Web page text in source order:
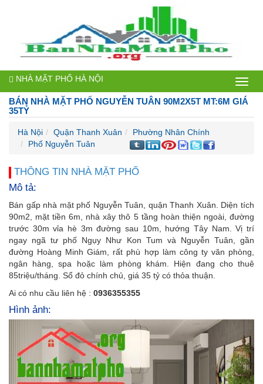
Bán
nhà
NHÀ MẶT PHỐ HÀ NỘI
BÁN NHÀ MẶT PHỐ NGUYỄN TUÂN 90M2X5T MT:6M GIÁ
35TỶ
Hà Nội Quận Thanh Xuân
Phường Nhân Chính
Phố Nguyễn Tuân
THÔNG TIN NHÀ MẶT PHỐ
Mô tả:
Bán gấp nhà mặt phố Nguyễn Tuân, quận Thanh Xuân. Diện tích
90m2, mặt tiền 6m, nhà xây thô 5 tầng hoàn thiện ngoài, đường
trước 30m vỉa hè 3m đường sau 10m, hướng Tây Nam. Vị trí
ngay ngã tư phố Ngụy Như Kon Tum và Nguyễn Tuân, gần
đường Hoàng Minh Giám, rất phù hợp làm công ty văn phòng,
ngân hàng, spa hoặc làm phòng khám. Hiện đang cho thuê
85triệu/tháng. Sổ đỏ chính chủ, giá 35 tỷ có thỏa thuận.
Ai có nhu cầu liên hệ : 0936355355
Hình ảnh: